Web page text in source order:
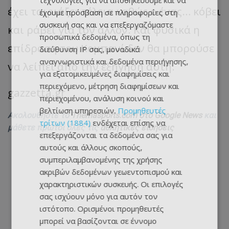
έχει ταιριάξει τέλεια καθώς ο ένας… κόβει
και ράβει για τον άλλον. Και φυσικά η
επίδραση του Κομπανί δεν θα μπορούσε
να λείπει από την εξήγηση αυτή.
gazzetta.gr
Ακολουθήστε τοThemasports.com στο Google News
μάθετε πρώτοι όλες τιςαθλητικές ειδήσεις
έχουμε πρόσβαση σε πληροφορίες στη
συσκευή σας και να επεξεργαζόμαστε
προσωπικά δεδομένα, όπως τη
διεύθυνση IP σας, μοναδικά
αναγνωριστικά και δεδομένα περιήγησης,
για εξατομικευμένες διαφημίσεις και
περιεχόμενο, μέτρηση διαφημίσεων και
περιεχομένου, ανάλυση κοινού και
βελτίωση υπηρεσιών. Προμηθευτές
τρίτων (1884) ενδέχεται επίσης να
επεξεργάζονται τα δεδομένα σας για
αυτούς και άλλους σκοπούς,
συμπεριλαμβανομένης της χρήσης
ακριβών δεδομένων γεωεντοπισμού και
χαρακτηριστικών συσκευής. Οι επιλογές
σας ισχύουν μόνο για αυτόν τον
ιστότοπο. Ορισμένοι προμηθευτές
μπορεί να βασίζονται σε έννομο